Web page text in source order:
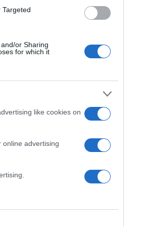
or Sharing
for which it
like cookies on
online advertising
εύκολη
περνώντας
after highway